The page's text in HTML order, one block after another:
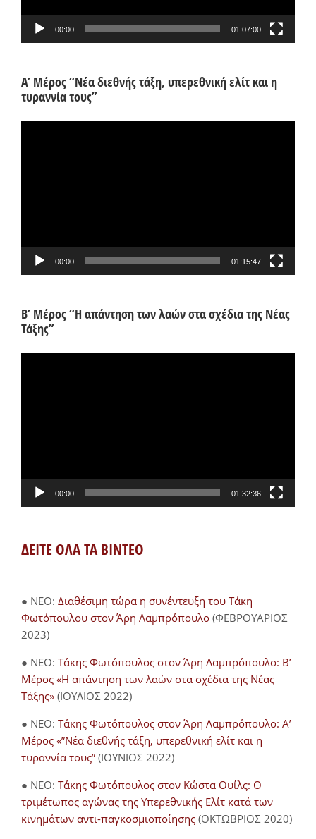
00:00 01:07:00
Α’ Μέρος “Νέα διεθνής τάξη, υπερεθνική ελίτ και η
τυραννία τους”
00:00 01:15:47
Β’ Μέρος “Η απάντηση των λαών στα σχέδια της Νέας
Τάξης”
00:00 01:32:36
ΔΕΙΤΕ ΟΛΑ ΤΑ ΒΙΝΤΕΟ
● NEO: Διαθέσιμη τώρα η συνέντευξη του Τάκη
Φωτόπουλου στον Άρη Λαμπρόπουλο (ΦΕΒΡΟΥΑΡΙΟΣ
2023)
● NEO: Τάκης Φωτόπουλος στον Άρη Λαμπρόπουλο: Β’
Μέρος «Η απάντηση των λαών στα σχέδια της Νέας
Τάξης» (ΙΟΥΛΙΟΣ 2022)
● NEO: Τάκης Φωτόπουλος στον Άρη Λαμπρόπουλο: Α’
Μέρος «”Νέα διεθνής τάξη, υπερεθνική ελίτ και η
τυραννία τους” (ΙΟΥΝΙΟΣ 2022)
● NEO: Τάκης Φωτόπουλος στον Κώστα Ουίλς: Ο
τριμέτωπος αγώνας της Υπερεθνικής Ελίτ κατά των
κινημάτων αντι-παγκοσμιοποίησης (ΟΚΤΩΒΡΙΟΣ 2020)